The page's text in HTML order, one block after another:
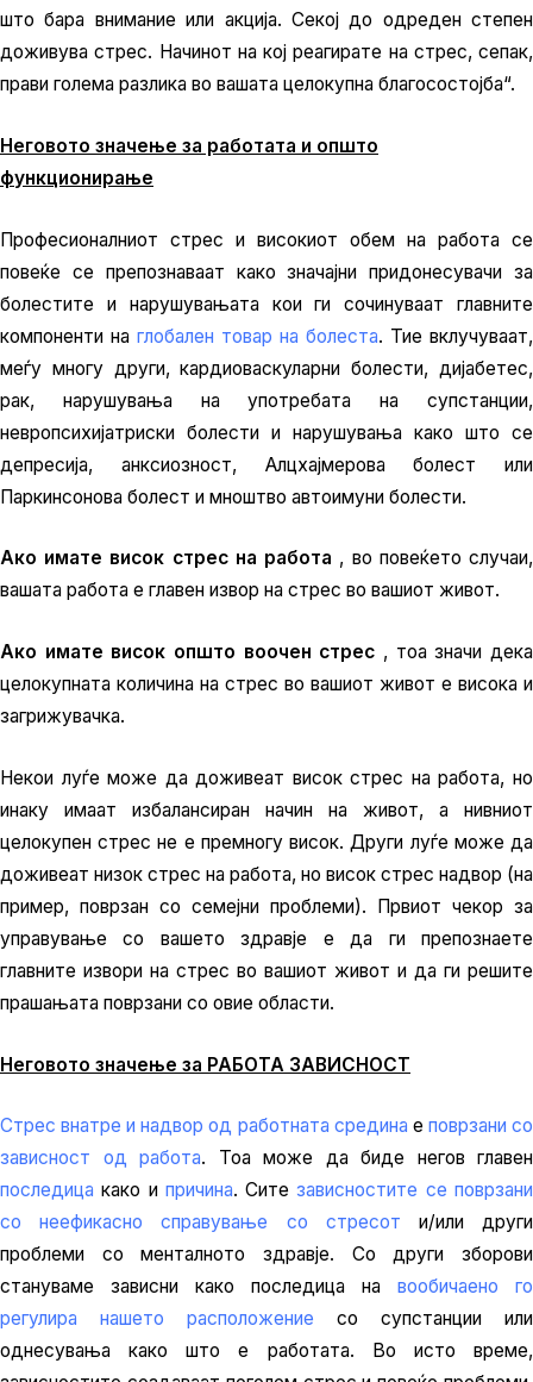
што бара внимание или акција. Секој до одреден степен
доживува стрес. Начинот на кој реагирате на стрес, сепак,
прави голема разлика во вашата целокупна благосостојба“.
Неговото значење за работата и општо
функционирање
Професионалниот стрес и високиот обем на работа се
повеќе се препознаваат како значајни придонесувачи за
болестите и нарушувањата кои ги сочинуваат главните
компоненти на глобален товар на болеста. Тие вклучуваат,
меѓу многу други, кардиоваскуларни болести, дијабетес,
рак, нарушувања на употребата на супстанции,
невропсихијатриски болести и нарушувања како што се
депресија, анксиозност, Алцхајмерова болест или
Паркинсонова болест и мноштво автоимуни болести.
Ако имате висок стрес на работа , во повеќето случаи,
вашата работа е главен извор на стрес во вашиот живот.
Ако имате висок општо воочен стрес , тоа значи дека
целокупната количина на стрес во вашиот живот е висока и
загрижувачка.
Некои луѓе може да доживеат висок стрес на работа, но
инаку имаат избалансиран начин на живот, а нивниот
целокупен стрес не е премногу висок. Други луѓе може да
доживеат низок стрес на работа, но висок стрес надвор (на
пример, поврзан со семејни проблеми). Првиот чекор за
управување со вашето здравје е да ги препознаете
главните извори на стрес во вашиот живот и да ги решите
прашањата поврзани со овие области.
Неговото значење за РАБОТА ЗАВИСНОСТ
Стрес внатре и надвор од работната средина е поврзани со
зависност од работа. Тоа може да биде негов главен
последица како и причина. Сите зависностите се поврзани
со неефикасно справување со стресот и/или други
проблеми со менталното здравје. Со други зборови
стануваме зависни како последица на вообичаено го
регулира нашето расположение со супстанции или
однесувања како што е работата. Во исто време,